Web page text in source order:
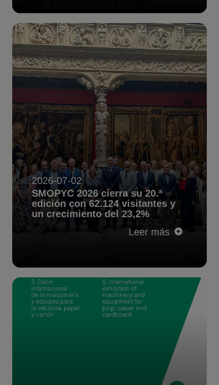
2026-07-02
SMOPYC 2026 cierra su 20.ª
edición con 62.124 visitantes y
un crecimiento del 23,2%
Leer más